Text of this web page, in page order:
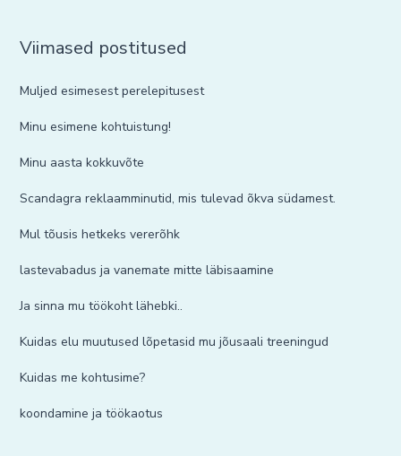
Viimased postitused
Muljed esimesest perelepitusest
Minu esimene kohtuistung!
Minu aasta kokkuvõte
Scandagra reklaamminutid, mis tulevad õkva südamest.
Mul tõusis hetkeks vererõhk
lastevabadus ja vanemate mitte läbisaamine
Ja sinna mu töökoht lähebki..
Kuidas elu muutused lõpetasid mu jõusaali treeningud
Kuidas me kohtusime?
koondamine ja töökaotus